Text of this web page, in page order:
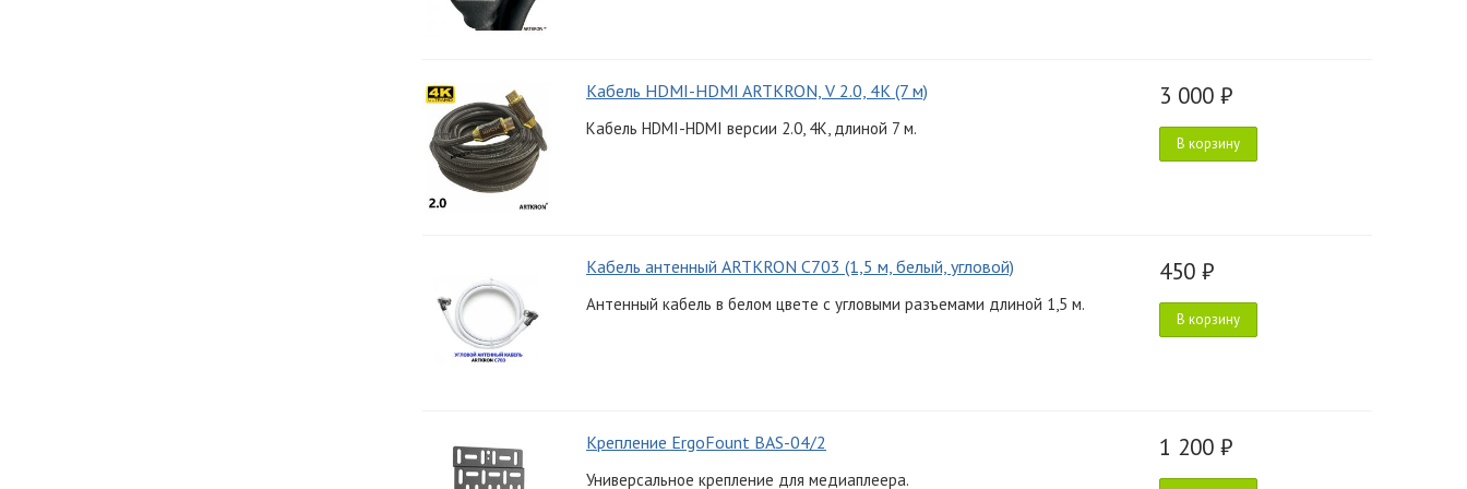
Кабель HDMI-HDMI ARTKRON, V 2.0, 4K (7 м)
Кабель HDMI-HDMI версии 2.0, 4K, длиной 7 м.
3 000 ₽
В корзину
Кабель антенный ARTKRON C703 (1,5 м, белый, угловой)
Антенный кабель в белом цвете с угловыми разъемами длиной 1,5 м.
450 ₽
В корзину
Крепление ErgoFount BAS-04/2
Универсальное крепление для медиаплеера.
1 200 ₽